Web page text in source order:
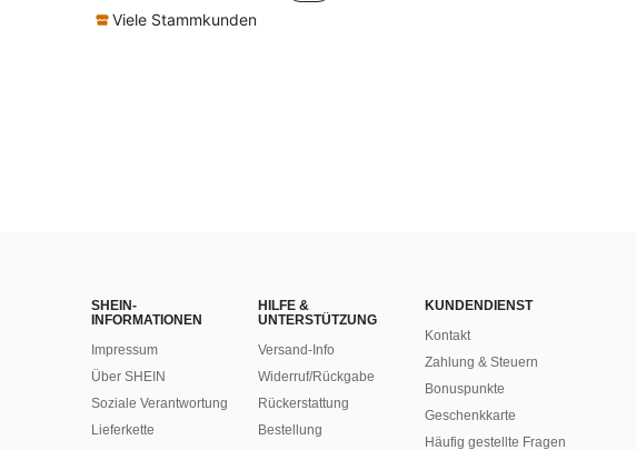
Viele Stammkunden
SHEIN-
INFORMATIONEN
Impressum
Über SHEIN
Soziale Verantwortung
Lieferkette
HILFE &
UNTERSTÜTZUNG
Versand-Info
Widerruf/Rückgabe
Rückerstattung
Bestellung
KUNDENDIENST
Kontakt
Zahlung & Steuern
Bonuspunkte
Geschenkkarte
Häufig gestellte Fragen